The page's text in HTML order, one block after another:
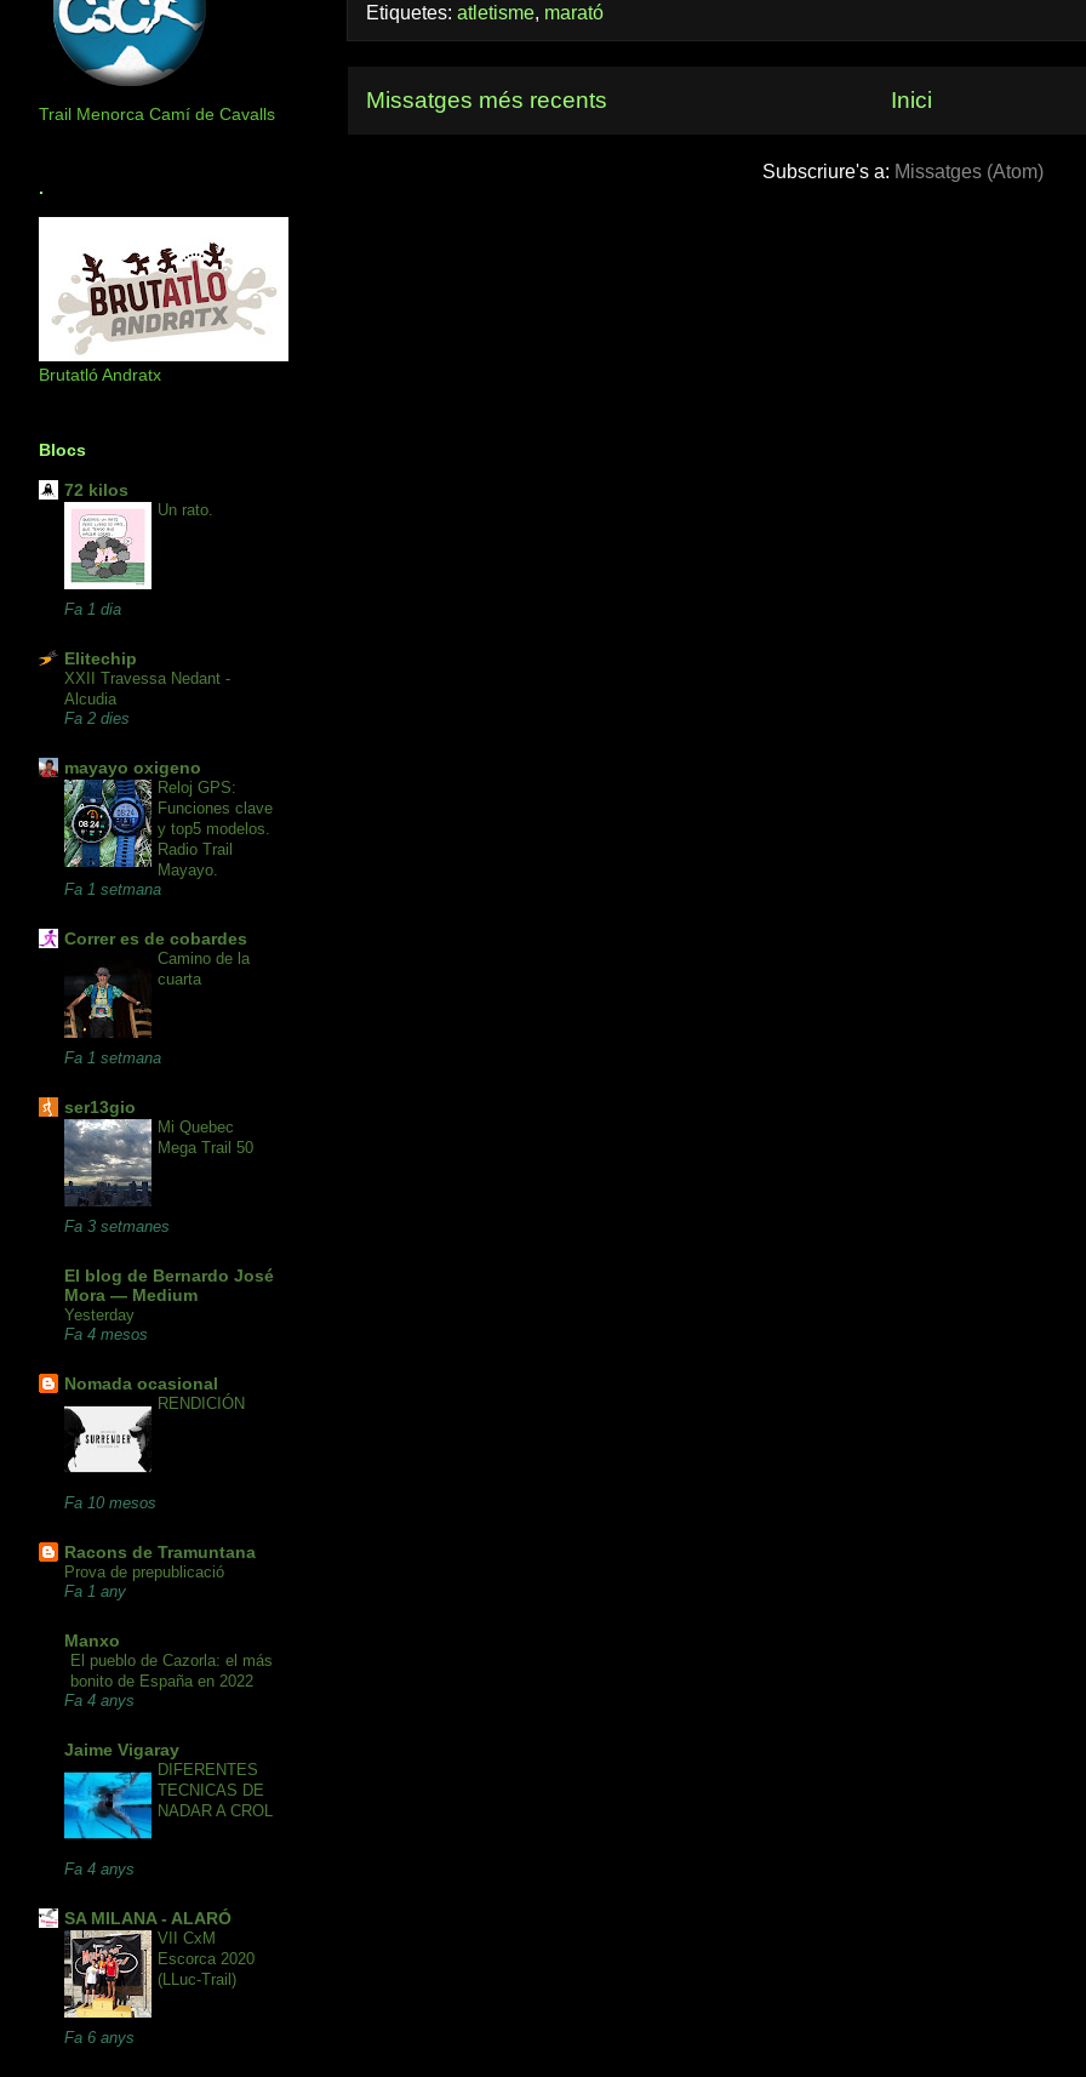
Etiquetes: atletisme, marató
Missatges més recents Inici
Subscriure's a: Missatges (Atom)
Trail Menorca Camí de Cavalls
.
Brutatló Andratx
Blocs
72 kilos
Un rato.
Fa 1 dia
Elitechip
XXII Travessa Nedant -
Alcudia
Fa 2 dies
mayayo oxigeno
Reloj GPS:
Funciones clave
y top5 modelos.
Radio Trail
Mayayo.
Fa 1 setmana
Correr es de cobardes
Camino de la
cuarta
Fa 1 setmana
ser13gio
Mi Quebec
Mega Trail 50
Fa 3 setmanes
El blog de Bernardo José
Mora — Medium
Yesterday
Fa 4 mesos
Nomada ocasional
RENDICIÓN
Fa 10 mesos
Racons de Tramuntana
Prova de prepublicació
Fa 1 any
Manxo
El pueblo de Cazorla: el más
bonito de España en 2022
Fa 4 anys
Jaime Vigaray
DIFERENTES
TECNICAS DE
NADAR A CROL
Fa 4 anys
SA MILANA - ALARÓ
VII CxM
Escorca 2020
(LLuc-Trail)
Fa 6 anys